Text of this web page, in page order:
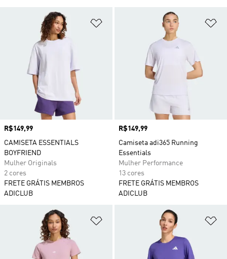
Adicionar à Lista de Desejos
Preço
R$149,99
CAMISETA ESSENTIALS
BOYFRIEND
Mulher Originals
2 cores
FRETE GRÁTIS MEMBROS
ADICLUB
Preço
R$149,99
Camiseta adi365 Running
Essentials
Mulher Performance
13 cores
FRETE GRÁTIS MEMBROS
ADICLUB
Adicionar à Lista de Desejos